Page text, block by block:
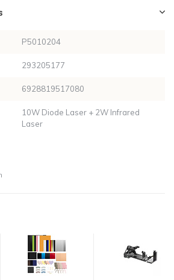
P5010204
293205177
6928819517080
10W Diode Laser + 2W Infrared
Laser